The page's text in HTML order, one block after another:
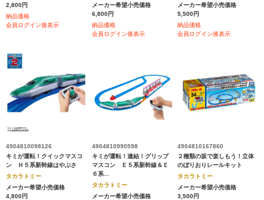
2,800円
納品価格
会員ログイン後表示
メーカー希望小売価格
6,800円
納品価格
会員ログイン後表示
メーカー希望小売価格
5,500円
納品価格
会員ログイン後表示
4904810098126
キミが運転！クイックマスコ
ン Ｈ５系新幹線はやぶさ
タカラトミー
メーカー希望小売価格
4,800円
4904810990598
キミが運転！連結！グリップ
マスコン Ｅ５系新幹線＆Ｅ
６系...
タカラトミー
メーカー希望小売価格
4904810167860
２種類の坂で楽しもう！立体
のぼりおりレールキット
タカラトミー
メーカー希望小売価格
3,500円